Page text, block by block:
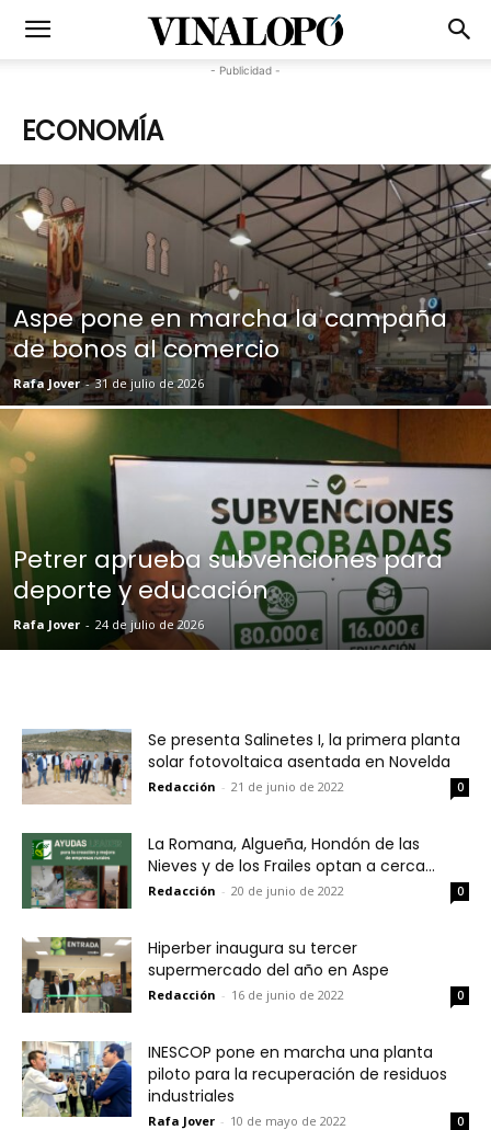
- Publicidad -
ECONOMÍA
Aspe pone en marcha la campaña
de bonos al comercio
Rafa Jover - 31 de julio de 2026
Petrer aprueba subvenciones para
deporte y educación
Rafa Jover - 24 de julio de 2026
Se presenta Salinetes I, la primera planta
solar fotovoltaica asentada en Novelda
Redacción - 21 de junio de 2022 0
La Romana, Algueña, Hondón de las
Nieves y de los Frailes optan a cerca...
Redacción - 20 de junio de 2022 0
Hiperber inaugura su tercer
supermercado del año en Aspe
Redacción - 16 de junio de 2022 0
INESCOP pone en marcha una planta
piloto para la recuperación de residuos
industriales
Rafa Jover - 10 de mayo de 2022 0